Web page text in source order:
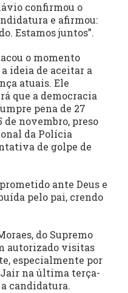
confirmou o
e afirmou:
Estamos juntos”.
o momento
ideia de aceitar a
atuais. Ele
que a democracia
pena de 27
de novembro, preso
da Polícia
de golpe de
ante Deus e
pelo pai, crendo
do Supremo
autorizado visitas
especialmente por
na última terça-
candidatura.